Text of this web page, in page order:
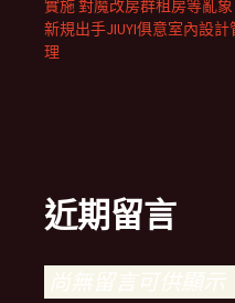
實施 對魔改房群租房等亂象
新規出手JIUYI俱意室內設計
理
近期留言
尚無留言可供顯示